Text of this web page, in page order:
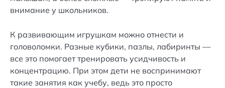
внимание у школьников.
К развивающим игрушкам можно отнести и
головоломки. Разные кубики, пазлы, лабиринты —
все это помогает тренировать усидчивость и
концентрацию. При этом дети не воспринимают
такие занятия как учебу, ведь это просто